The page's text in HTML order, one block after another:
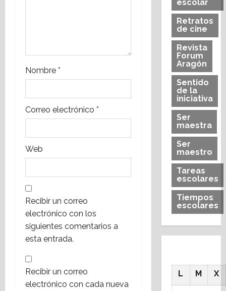
r
a
d
a
s
Nombre *
Correo electrónico *
Web
Recibir un correo
electrónico con los
siguientes comentarios a
esta entrada.
Recibir un correo
electrónico con cada nueva
escolar
Retratos
de cine
Revista
Forum
Aragón
Sentido
de la
iniciativa
Ser
maestra
Ser
maestro
Tareas
escolares
Tiempos
escolares
L M X